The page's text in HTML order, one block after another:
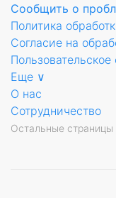
Сообщить о
Политика
Согласие на
Еще ∨
О нас
Сотрудничество
Остальные страницы